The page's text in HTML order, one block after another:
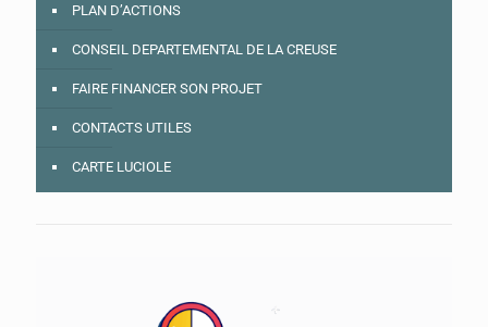
PLAN D’ACTIONS
CONSEIL DEPARTEMENTAL DE LA CREUSE
FAIRE FINANCER SON PROJET
CONTACTS UTILES
CARTE LUCIOLE